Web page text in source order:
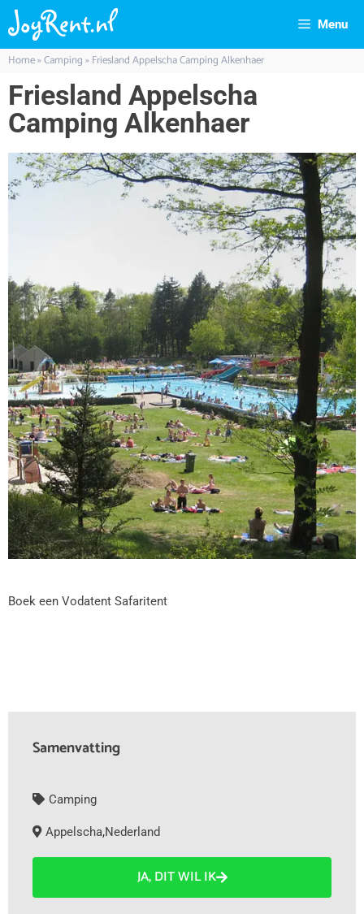
Menu
Home»Camping»Friesland Appelscha Camping Alkenhaer
Friesland Appelscha
Camping Alkenhaer
Boek een Vodatent Safaritent
Samenvatting
Camping
Appelscha,Nederland
JA, DIT WIL IK